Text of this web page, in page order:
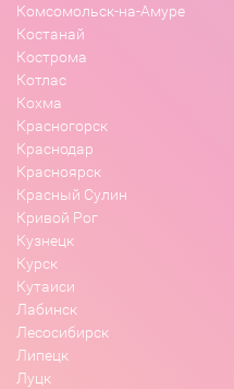
Комсомольск-на-Амуре
Костанай
Кострома
Котлас
Кохма
Красногорск
Краснодар
Красноярск
Красный Сулин
Кривой Рог
Кузнецк
Курск
Кутаиси
Лабинск
Лесосибирск
Липецк
Луцк